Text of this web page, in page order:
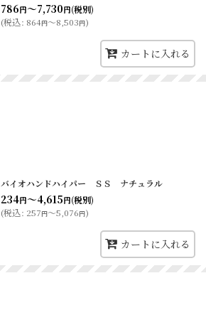
786円～7,730円(税別)
(税込: 864円～8,503円)
カートに入れる
バイオハンドハイパー ＳＳ ナチュラル
234円～4,615円(税別)
(税込: 257円～5,076円)
カートに入れる